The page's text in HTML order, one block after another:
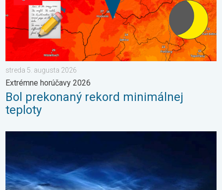
streda 5. augusta 2026
Extrémne horúčavy 2026
Bol prekonaný rekord minimálnej
teploty